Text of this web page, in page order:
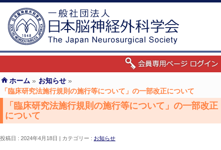
ホーム » お知らせ »
「臨床研究法施行規則の施行等について」の一部改正について
「臨床研究法施行規則の施行等について」の一部改正
について
投稿日 : 2024年4月18日 カテゴリー : お知らせ